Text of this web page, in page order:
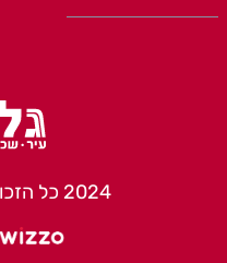
2024 כל הזכויות שמורות לגל גפן